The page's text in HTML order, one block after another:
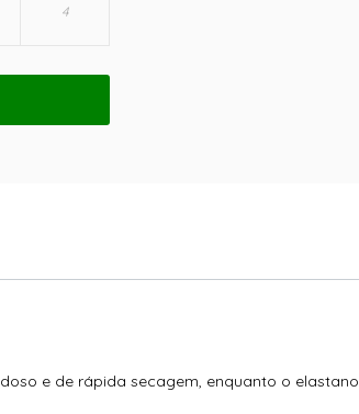
e de rápida secagem, enquanto o elastano